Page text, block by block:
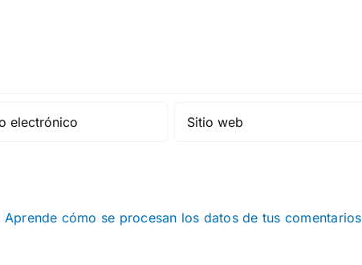
Aprende cómo se procesan los datos de tus comentarios